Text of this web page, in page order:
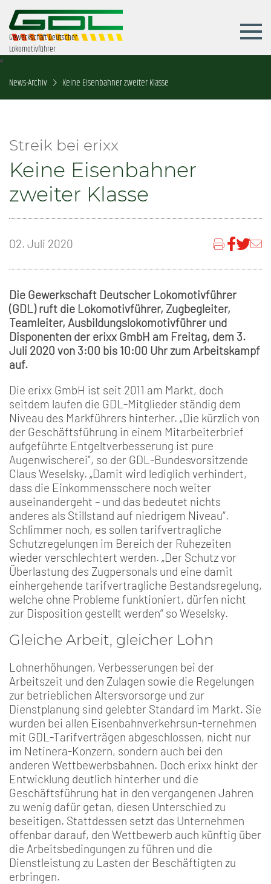
Gewerkschaft Deutscher
Lokomotivführer
News-Archiv Keine Eisenbahner zweiter Klasse
Streik bei erixx
Keine Eisenbahner
zweiter Klasse
02. Juli 2020
Die Gewerkschaft Deutscher Lokomotivführer
(GDL) ruft die Lokomotivführer, Zugbegleiter,
Teamleiter, Ausbildungslokomotivführer und
Disponenten der erixx GmbH am Freitag, dem 3.
Juli 2020 von 3:00 bis 10:00 Uhr zum Arbeitskampf
auf.
Die erixx GmbH ist seit 2011 am Markt, doch
seitdem laufen die GDL-Mitglieder ständig dem
Niveau des Markführers hinterher. „Die kürzlich von
der Geschäftsführung in einem Mitarbeiterbrief
aufgeführte Entgeltverbesserung ist pure
Augenwischerei“, so der GDL-Bundesvorsitzende
Claus Weselsky. „Damit wird lediglich verhindert,
dass die Einkommensschere noch weiter
auseinandergeht – und das bedeutet nichts
anderes als Stillstand auf niedrigem Niveau“.
Schlimmer noch, es sollen tarifvertragliche
Schutzregelungen im Bereich der Ruhezeiten
wieder verschlechtert werden. „Der Schutz vor
Überlastung des Zugpersonals und eine damit
einhergehende tarifvertragliche Bestandsregelung,
welche ohne Probleme funktioniert, dürfen nicht
zur Disposition gestellt werden“ so Weselsky.
Gleiche Arbeit, gleicher Lohn
Lohnerhöhungen, Verbesserungen bei der
Arbeitszeit und den Zulagen sowie die Regelungen
zur betrieblichen Altersvorsorge und zur
Dienstplanung sind gelebter Standard im Markt. Sie
wurden bei allen Eisenbahnverkehrsun-ternehmen
mit GDL-Tarifverträgen abgeschlossen, nicht nur
im Netinera-Konzern, sondern auch bei den
anderen Wettbewerbsbahnen. Doch erixx hinkt der
Entwicklung deutlich hinterher und die
Geschäftsführung hat in den vergangenen Jahren
zu wenig dafür getan, diesen Unterschied zu
beseitigen. Stattdessen setzt das Unternehmen
offenbar darauf, den Wettbewerb auch künftig über
die Arbeitsbedingungen zu führen und die
Dienstleistung zu Lasten der Beschäftigten zu
erbringen.